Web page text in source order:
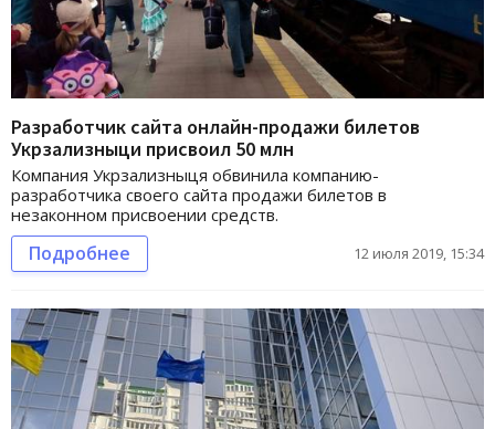
Разработчик сайта онлайн-продажи билетов
Укрзализныци присвоил 50 млн
Компания Укрзализныця обвинила компанию-
разработчика своего сайта продажи билетов в
незаконном присвоении средств.
Подробнее 12 июля 2019, 15:34